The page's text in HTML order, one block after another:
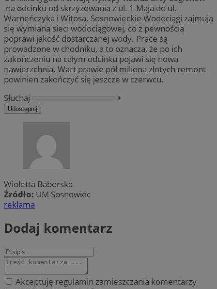
na odcinku od skrzyżowania z ul. 1 Maja do ul.
Warneńczyka i Witosa. Sosnowieckie Wodociągi zajmują
się wymianą sieci wodociągowej, co z pewnością
poprawi jakość dostarczanej wody. Prace są
prowadzone w chodniku, a to oznacza, że po ich
zakończeniu na całym odcinku pojawi się nowa
nawierzchnia. Wart prawie pół miliona złotych remont
powinien zakończyć się jeszcze w czerwcu.
Słuchaj
⏵︎
Udostępnij
Wioletta Baborska
Źródło: UM Sosnowiec
reklama
Dodaj komentarz
Akceptuję regulamin zamieszczania komentarzy